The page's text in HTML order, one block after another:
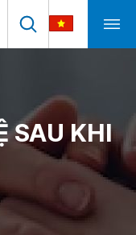
SAU KHI